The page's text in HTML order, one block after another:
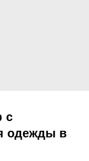
с
одежды в